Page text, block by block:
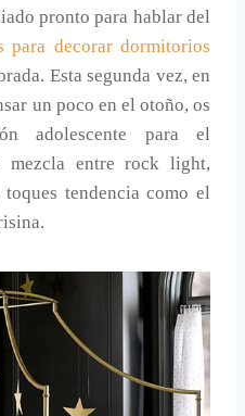
pronto para hablar del
para decorar dormitorios
Esta segunda vez, en
un poco en el otoño, os
adolescente para el
mezcla entre rock light,
tendencia como el